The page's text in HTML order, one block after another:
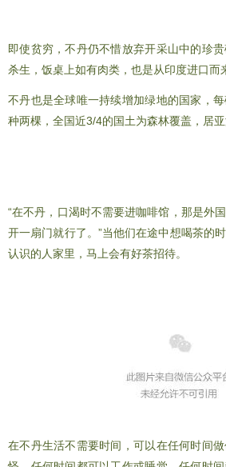
即使贫穷，不丹仍不惜放弃开采山中的珍
杀生，饭桌上如有肉类，也是从印度进口而
不丹也是全球唯一持续增加绿地的国家，
种两棵，全国近3/4的国土为森林覆盖，居亚
“在不丹，口渴时不需要进咖啡馆，那是外
开一扇门就行了。”当他们在途中想喝茶的
认识的人家里，马上会有好茶招待。
在不丹生活不需要时间，可以在任何时间